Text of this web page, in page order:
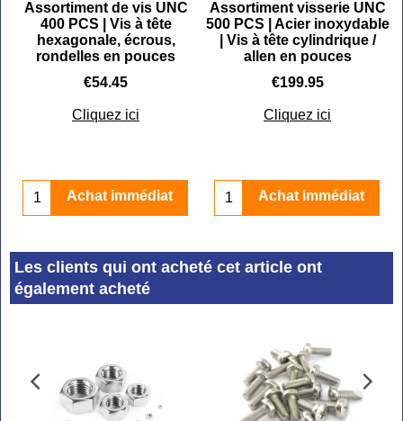
Assortiment de vis UNC
400 PCS | Vis à tête
hexagonale, écrous,
rondelles en pouces
€54.45
Cliquez ici
Achat immédiat
Assortiment visserie UNC
500 PCS | Acier inoxydable
| Vis à tête cylindrique /
allen en pouces
€199.95
Cliquez ici
Achat immédiat
Les clients qui ont acheté cet article ont
également acheté